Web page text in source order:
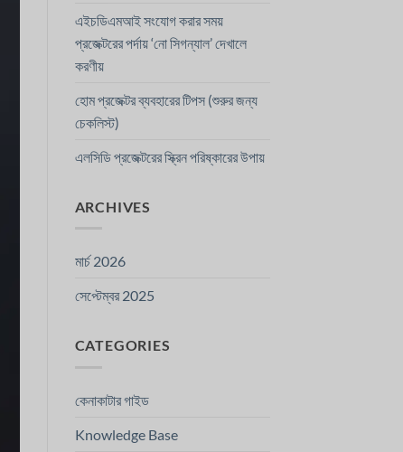
এইচডিএমআই সংযোগ করার সময়
প্রজেক্টরের পর্দায় ‘নো সিগন্যাল’ দেখালে
করণীয়
হোম প্রজেক্টর ব্যবহারের টিপস (শুরুর জন্য
চেকলিস্ট)
এলসিডি প্রজেক্টরের স্ক্রিন পরিষ্কারের উপায়
ARCHIVES
মার্চ 2026
সেপ্টেম্বর 2025
CATEGORIES
কেনাকাটার গাইড
Knowledge Base